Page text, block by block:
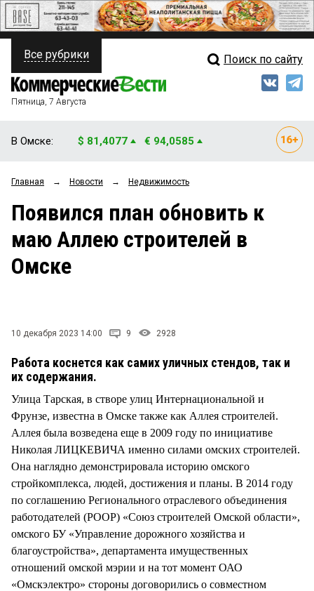
ПОЛИТИКА
ФИНАНСЫ
ОБЩЕСТВО
ЗАКОН
Свежий выпуск
Мнения
Рейтинги
Блоги
Все рубрики Поиск по сайту
Пятница, 7 Августа
В Омске: $ 81,4077 € 94,0585
Главная → Новости → Недвижимость
Появился план обновить к
маю Аллею строителей в
Омске
10 декабря 2023 14:00 9 2928
Работа коснется как самих уличных стендов, так и
их содержания.
Улица Тарская, в створе улиц Интернациональной и
Фрунзе, известна в Омске также как Аллея строителей.
Аллея была возведена еще в 2009 году по инициативе
Николая ЛИЦКЕВИЧА именно силами омских строителей.
Она наглядно демонстрировала историю омского
стройкомплекса, людей, достижения и планы. В 2014 году
по соглашению Регионального отраслевого объединения
работодателей (РООР) «Союз строителей Омской области»,
омского БУ «Управление дорожного хозяйства и
благоустройства», департамента имущественных
отношений омской мэрии и на тот момент ОАО
«Омскэлектро» стороны договорились о совместном